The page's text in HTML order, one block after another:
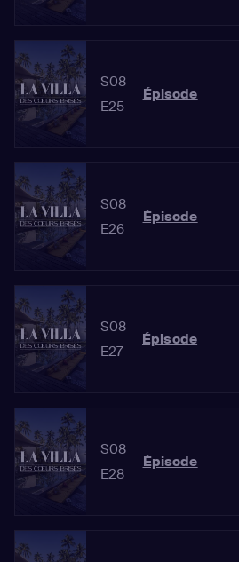
S08
E25
Épisode
S08
E26
Épisode
S08
E27
Épisode
S08
E28
Épisode